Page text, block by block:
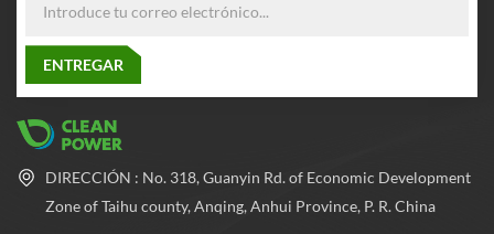
DIRECCIÓN : No. 318, Guanyin Rd. of Economic Development
Zone of Taihu county, Anqing, Anhui Province, P. R. China